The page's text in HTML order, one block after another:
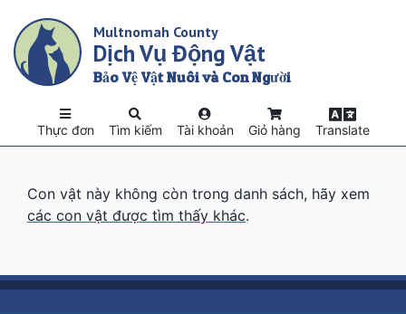
main
content
Multnomah County
Dịch Vụ Động Vật
Bảo Vệ Vật Nuôi và Con Người
Tìm kiếm Tài khoản Giỏ hàng Translate
Thực đơn
Con vật này không còn trong danh sách, hãy xem
các con vật được tìm thấy khác.